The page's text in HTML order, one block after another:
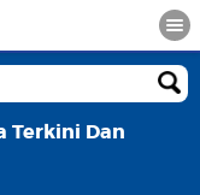
Terkini Dan